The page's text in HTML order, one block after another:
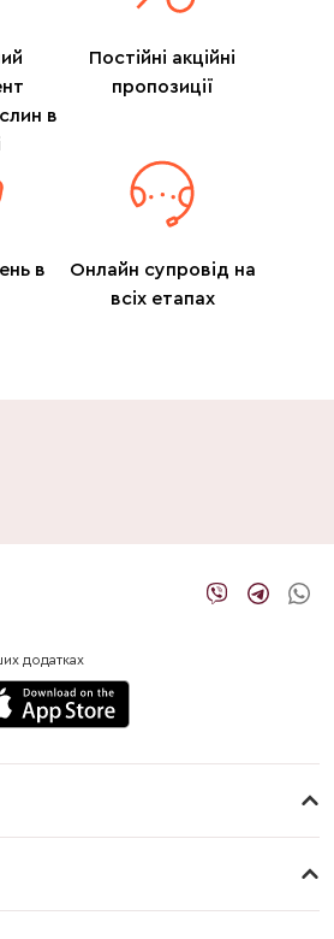
в
Постійні акційні
пропозиції
в
Онлайн супровід на
всіх етапах
додатках